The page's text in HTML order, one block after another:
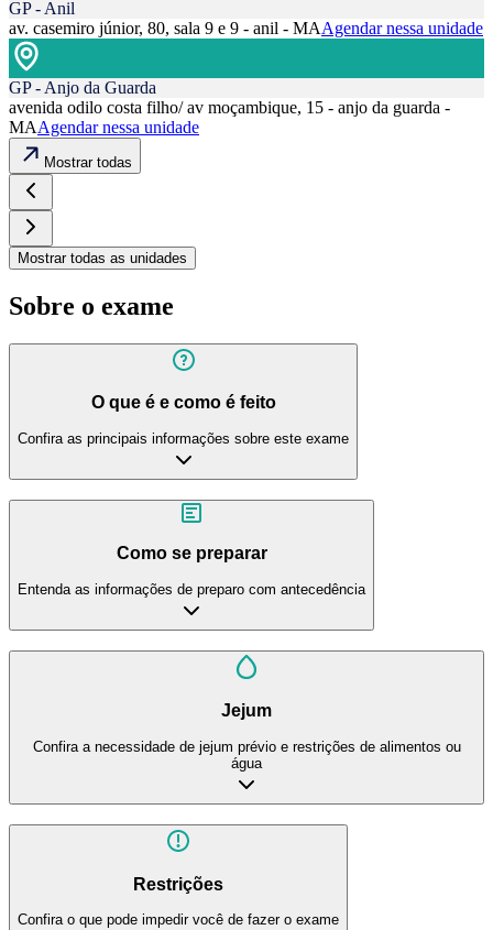
GP - Anil
av. casemiro júnior, 80, sala 9 e 9 - anil - MAAgendar nessa unidade
GP - Anjo da Guarda
avenida odilo costa filho/ av moçambique, 15 - anjo da guarda -
MAAgendar nessa unidade
Mostrar todas
Mostrar todas as unidades
Sobre o exame
O que é e como é feito
Confira as principais informações sobre este exame
Como se preparar
Entenda as informações de preparo com antecedência
Jejum
Confira a necessidade de jejum prévio e restrições de alimentos ou
água
Restrições
Confira o que pode impedir você de fazer o exame